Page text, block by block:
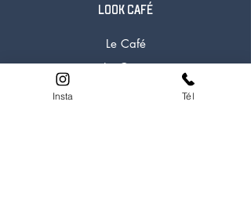
LOOK CAFÉ
Le Café
La Carte
Insta Tél